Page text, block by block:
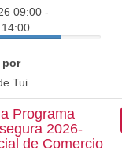
09:00 -
por
Tui
Programa
2026-
de Comercio